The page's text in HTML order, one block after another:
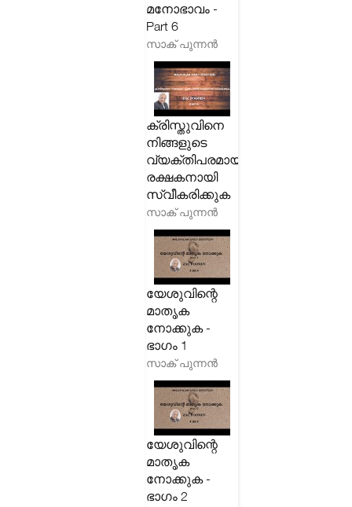
മനോഭാവം -
Part 6
സാക് പുന്നൻ
ക്രിസ്തുവിനെ
നിങ്ങളുടെ
വ്യക്തിപരമായ
രക്ഷകനായി
സ്വീകരിക്കുക
സാക് പുന്നൻ
യേശുവിന്റെ
മാതൃക
നോക്കുക -
ഭാഗം 1
സാക് പുന്നൻ
യേശുവിന്റെ
മാതൃക
നോക്കുക -
ഭാഗം 2